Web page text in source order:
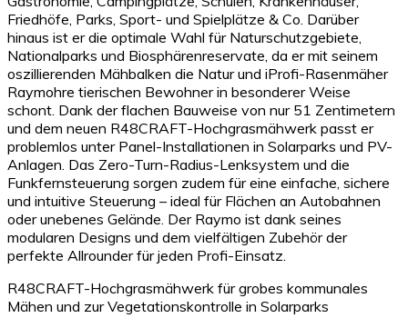
Friedhöfe, Parks, Sport- und Spielplätze & Co. Darüber
hinaus ist er die optimale Wahl für Naturschutzgebiete,
Nationalparks und Biosphärenreservate, da er mit seinem
oszillierenden Mähbalken die Natur und iProfi-Rasenmäher
Raymohre tierischen Bewohner in besonderer Weise
schont. Dank der flachen Bauweise von nur 51 Zentimetern
und dem neuen R48CRAFT-Hochgrasmähwerk passt er
problemlos unter Panel-Installationen in Solarparks und PV-
Anlagen. Das Zero-Turn-Radius-Lenksystem und die
Funkfernsteuerung sorgen zudem für eine einfache, sichere
und intuitive Steuerung – ideal für Flächen an Autobahnen
oder unebenes Gelände. Der Raymo ist dank seines
modularen Designs und dem vielfältigen Zubehör der
perfekte Allrounder für jeden Profi-Einsatz.
R48CRAFT-Hochgrasmähwerk für grobes kommunales
Mähen und zur Vegetationskontrolle in Solarparks